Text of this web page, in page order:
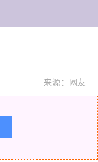
来源：网友